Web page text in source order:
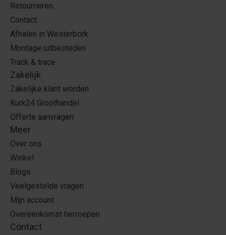
Retourneren
Contact
Afhalen in Westerbork
Montage uitbesteden
Track & trace
Zakelijk
Zakelijke klant worden
Kurk24 Groothandel
Offerte aanvragen
Meer
Over ons
Winkel
Blogs
Veelgestelde vragen
Mijn account
Overeenkomst herroepen
Contact